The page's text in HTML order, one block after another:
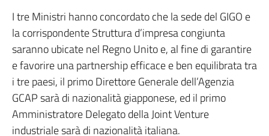
I tre Ministri hanno concordato che la sede del GIGO e
la corrispondente Struttura d’impresa congiunta
saranno ubicate nel Regno Unito e, al fine di garantire
e favorire una partnership efficace e ben equilibrata tra
i tre paesi, il primo Direttore Generale dell’Agenzia
GCAP sarà di nazionalità giapponese, ed il primo
Amministratore Delegato della Joint Venture
industriale sarà di nazionalità italiana.